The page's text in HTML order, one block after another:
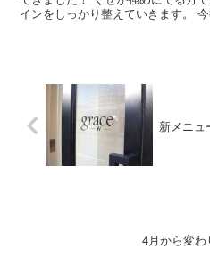
インをしっかり整えていきます。
新メニ
4月から変わ